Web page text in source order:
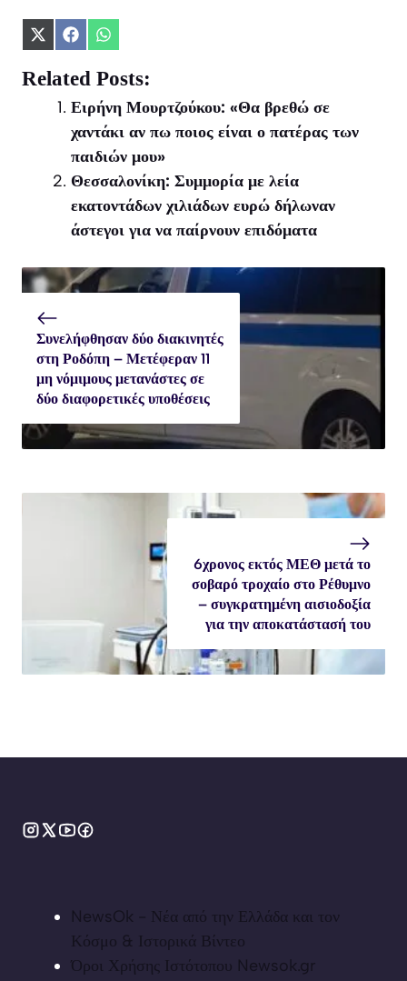
Share
X
(Twitter)
Share
Facebook
Share
WhatsApp
Related Posts:
Ειρήνη Μουρτζούκου: «Θα βρεθώ σε
χαντάκι αν πω ποιος είναι ο πατέρας των
παιδιών μου»
Θεσσαλονίκη: Συμμορία με λεία
εκατοντάδων χιλιάδων ευρώ δήλωναν
άστεγοι για να παίρνουν επιδόματα
Συνελήφθησαν δύο διακινητές
στη Ροδόπη – Μετέφεραν 11
μη νόμιμους μετανάστες σε
δύο διαφορετικές υποθέσεις
6χρονος εκτός ΜΕΘ μετά το
σοβαρό τροχαίο στο Ρέθυμνο
– συγκρατημένη αισιοδοξία
για την αποκατάστασή του
NewsOk - Νέα από την Ελλάδα και τον
Κόσμο & Ιστορικά Βίντεο
Όροι Χρήσης Ιστότοπου Newsok.gr